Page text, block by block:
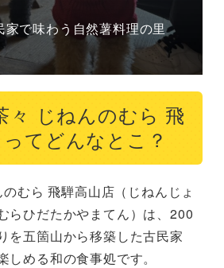
家で味わう自然薯料理の里
々 じねんのむら 飛
てどんなとこ？
むら 飛騨高山店（じねんじょ
らひだたかやまてん）は、200
を五箇山から移築した古民家
しめる和の食事処です。